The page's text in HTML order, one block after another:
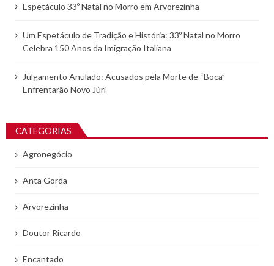
Espetáculo 33º Natal no Morro em Arvorezinha
Um Espetáculo de Tradição e História: 33º Natal no Morro
Celebra 150 Anos da Imigração Italiana
Julgamento Anulado: Acusados pela Morte de “Boca”
Enfrentarão Novo Júri
CATEGORIAS
Agronegócio
Anta Gorda
Arvorezinha
Doutor Ricardo
Encantado